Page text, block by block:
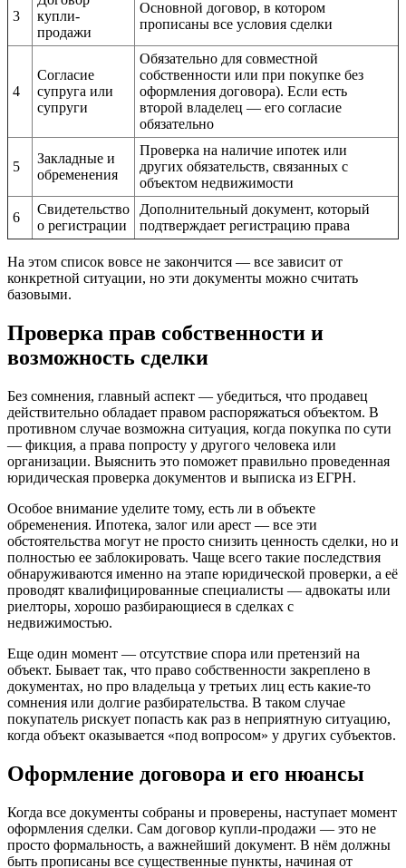
3
купли-
продажи
Основной договор, в котором
прописаны все условия сделки
4
Согласие
супруга или
супруги
Обязательно для совместной
собственности или при покупке без
оформления договора). Если есть
второй владелец — его согласие
обязательно
5
Закладные и
обременения
Проверка на наличие ипотек или
других обязательств, связанных с
объектом недвижимости
6
Свидетельство
о регистрации
Дополнительный документ, который
подтверждает регистрацию права
На этом список вовсе не закончится — все зависит от
конкретной ситуации, но эти документы можно считать
базовыми.
Проверка прав собственности и
возможность сделки
Без сомнения, главный аспект — убедиться, что продавец
действительно обладает правом распоряжаться объектом. В
противном случае возможна ситуация, когда покупка по сути
— фикция, а права попросту у другого человека или
организации. Выяснить это поможет правильно проведенная
юридическая проверка документов и выписка из ЕГРН.
Особое внимание уделите тому, есть ли в объекте
обременения. Ипотека, залог или арест — все эти
обстоятельства могут не просто снизить ценность сделки, но и
полностью ее заблокировать. Чаще всего такие последствия
обнаруживаются именно на этапе юридической проверки, а её
проводят квалифицированные специалисты — адвокаты или
риелторы, хорошо разбирающиеся в сделках с
недвижимостью.
Еще один момент — отсутствие спора или претензий на
объект. Бывает так, что право собственности закреплено в
документах, но про владельца у третьих лиц есть какие-то
сомнения или долгие разбирательства. В таком случае
покупатель рискует попасть как раз в неприятную ситуацию,
когда объект оказывается «под вопросом» у других субъектов.
Оформление договора и его нюансы
Когда все документы собраны и проверены, наступает момент
оформления сделки. Сам договор купли-продажи — это не
просто формальность, а важнейший документ. В нём должны
быть прописаны все существенные пункты, начиная от